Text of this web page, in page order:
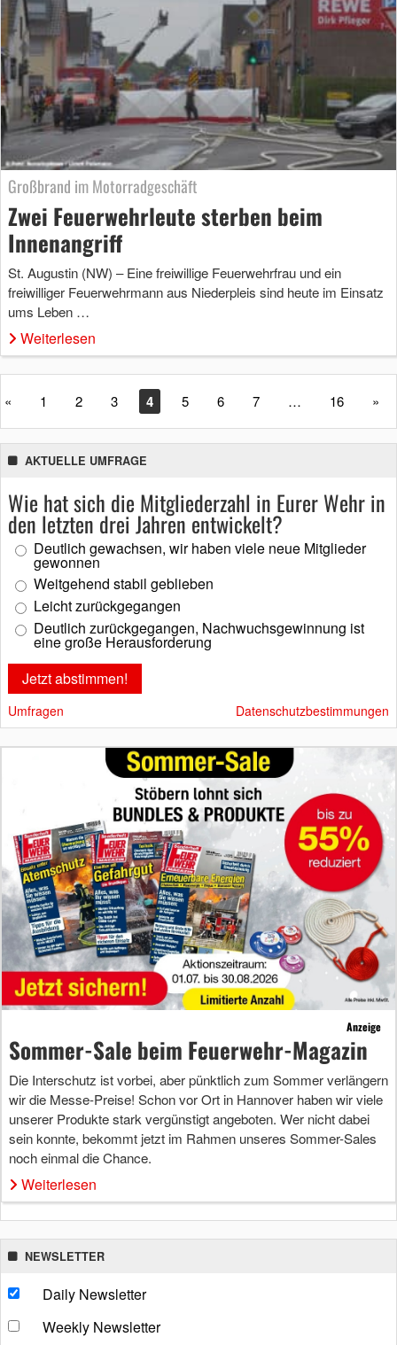
Großbrand im Motorradgeschäft
Zwei Feuerwehrleute sterben beim
Innenangriff
St. Augustin (NW) – Eine freiwillige Feuerwehrfrau und ein
freiwilliger Feuerwehrmann aus Niederpleis sind heute im Einsatz
ums Leben …
Weiterlesen
« 1 2 3 4 5 6 7 … 16 »
AKTUELLE UMFRAGE
Wie hat sich die Mitgliederzahl in Eurer Wehr in
den letzten drei Jahren entwickelt?
Deutlich gewachsen, wir haben viele neue Mitglieder
gewonnen
Weitgehend stabil geblieben
Leicht zurückgegangen
Deutlich zurückgegangen, Nachwuchsgewinnung ist
eine große Herausforderung
Umfragen Datenschutzbestimmungen
Anzeige
Sommer-Sale beim Feuerwehr-Magazin
Die Interschutz ist vorbei, aber pünktlich zum Sommer verlängern
wir die Messe-Preise! Schon vor Ort in Hannover haben wir viele
unserer Produkte stark vergünstigt angeboten. Wer nicht dabei
sein konnte, bekommt jetzt im Rahmen unseres Sommer-Sales
noch einmal die Chance.
Weiterlesen
NEWSLETTER
Daily Newsletter
Weekly Newsletter